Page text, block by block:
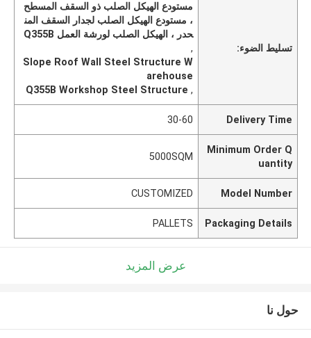
تسليط الضوء:
مستودع الهيكل الصلب ذو السقف المسطح
، مستودع الهيكل الصلب لجدار السقف المن
حدر ، الهيكل الصلب لورشة العمل Q355B
,
Slope Roof Wall Steel Structure W
arehouse
,
Q355B Workshop Steel Structure
Delivery Time
30-60
Minimum Order Q
uantity
5000SQM
Model Number
CUSTOMIZED
Packaging Details
PALLETS
عرض المزيد
حول نا